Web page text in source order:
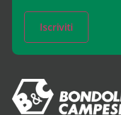
Iscriviti